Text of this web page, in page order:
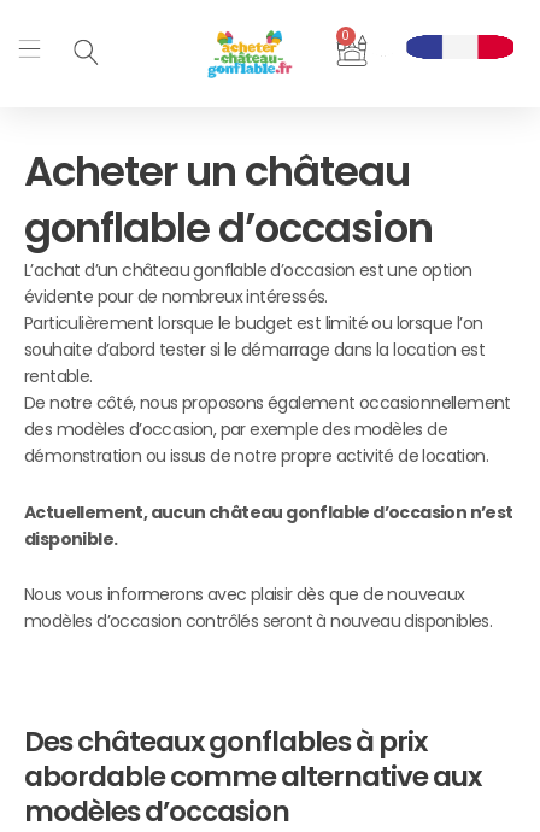
contenu
0
Panier
Acheter un château
gonflable d’occasion
L’achat d’un château gonflable d’occasion est une option
évidente pour de nombreux intéressés.
Particulièrement lorsque le budget est limité ou lorsque l’on
souhaite d’abord tester si le démarrage dans la location est
rentable.
De notre côté, nous proposons également occasionnellement
des modèles d’occasion, par exemple des modèles de
démonstration ou issus de notre propre activité de location.
Actuellement, aucun château gonflable d’occasion n’est
disponible.
Nous vous informerons avec plaisir dès que de nouveaux
modèles d’occasion contrôlés seront à nouveau disponibles.
Des châteaux gonflables à prix
abordable comme alternative aux
modèles d’occasion